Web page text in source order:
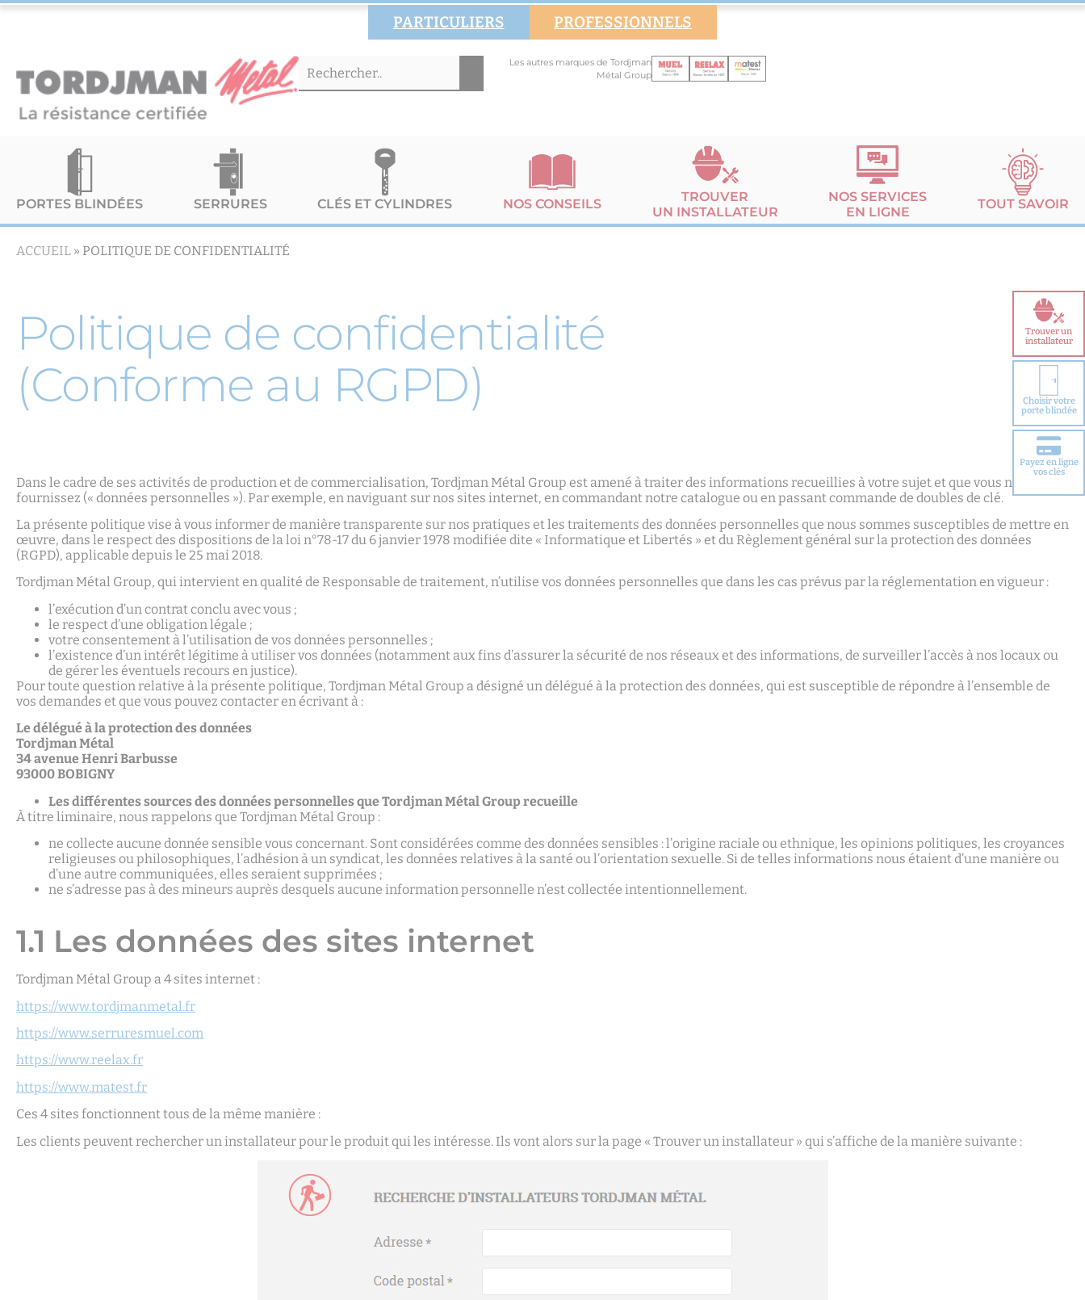
PARTICULIERS PROFESSIONNELS
Les autres marques de Tordjman
Métal Group
PORTES BLINDÉES SERRURES CLÉS ET CYLINDRES NOS CONSEILS
TROUVER
UN INSTALLATEUR
NOS SERVICES
EN LIGNE
TOUT SAVOIR
Trouver un
installateur
Choisir votre
porte blindée
Payez en ligne
vos clés
ACCUEIL » POLITIQUE DE CONFIDENTIALITÉ
Politique de confidentialité
(Conforme au RGPD)
Dans le cadre de ses activités de production et de commercialisation, Tordjman Métal Group est amené à traiter des informations recueillies à votre sujet et que vous nous
fournissez (« données personnelles »). Par exemple, en naviguant sur nos sites internet, en commandant notre catalogue ou en passant commande de doubles de clé.
La présente politique vise à vous informer de manière transparente sur nos pratiques et les traitements des données personnelles que nous sommes susceptibles de mettre en
œuvre, dans le respect des dispositions de la loi n°78-17 du 6 janvier 1978 modifiée dite « Informatique et Libertés » et du Règlement général sur la protection des données
(RGPD), applicable depuis le 25 mai 2018.
Tordjman Métal Group, qui intervient en qualité de Responsable de traitement, n’utilise vos données personnelles que dans les cas prévus par la réglementation en vigueur :
l’exécution d’un contrat conclu avec vous ;
le respect d’une obligation légale ;
votre consentement à l’utilisation de vos données personnelles ;
l’existence d’un intérêt légitime à utiliser vos données (notamment aux fins d’assurer la sécurité de nos réseaux et des informations, de surveiller l’accès à nos locaux ou
de gérer les éventuels recours en justice).
Pour toute question relative à la présente politique, Tordjman Métal Group a désigné un délégué à la protection des données, qui est susceptible de répondre à l’ensemble de
vos demandes et que vous pouvez contacter en écrivant à :
Le délégué à la protection des données
Tordjman Métal
34 avenue Henri Barbusse
93000 BOBIGNY
Les différentes sources des données personnelles que Tordjman Métal Group recueille
À titre liminaire, nous rappelons que Tordjman Métal Group :
ne collecte aucune donnée sensible vous concernant. Sont considérées comme des données sensibles : l’origine raciale ou ethnique, les opinions politiques, les croyances
religieuses ou philosophiques, l’adhésion à un syndicat, les données relatives à la santé ou l’orientation sexuelle. Si de telles informations nous étaient d’une manière ou
d’une autre communiquées, elles seraient supprimées ;
ne s’adresse pas à des mineurs auprès desquels aucune information personnelle n’est collectée intentionnellement.
1.1 Les données des sites internet
Tordjman Métal Group a 4 sites internet :
https://www.tordjmanmetal.fr
https://www.serruresmuel.com
https://www.reelax.fr
https://www.matest.fr
Ces 4 sites fonctionnent tous de la même manière :
Les clients peuvent rechercher un installateur pour le produit qui les intéresse. Ils vont alors sur la page « Trouver un installateur » qui s’affiche de la manière suivante :